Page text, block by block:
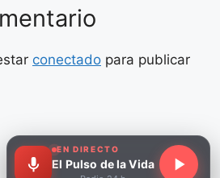
EN DIRECTO
El Pulso de la Vida
conectado para publicar